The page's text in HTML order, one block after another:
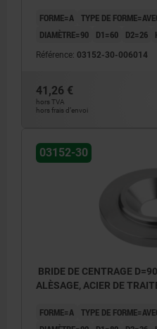
FORME=A TYPE DE
DIAMÈTRE=90
D1=60 D2=26
Référence: 03152-30-006014
41,26 €
hors TVA
hors frais d’envoi
03152-30
BRIDE DE CENTRAGE
ALÈSAGE, ACIER DE
FORME=A TYPE DE